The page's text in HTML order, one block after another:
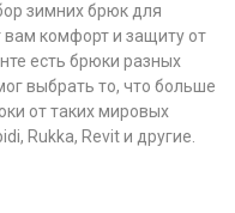
зимних брюк для
вам комфорт и защиту от
есть брюки разных
выбрать то, что больше
от таких мировых
Rukka, Revit и другие.